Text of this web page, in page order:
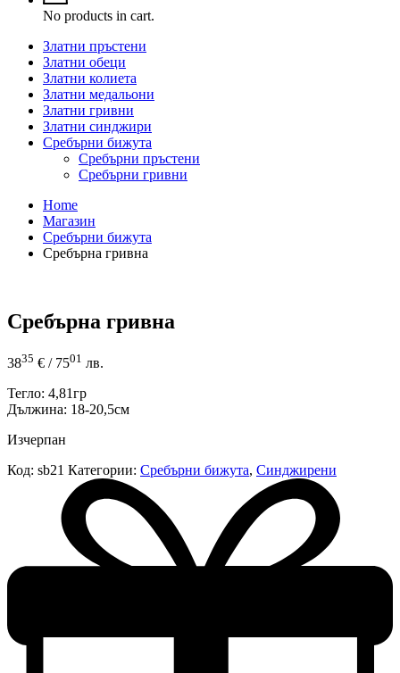
No products in cart.
Златни пръстени
Златни обеци
Златни колиета
Златни медальони
Златни гривни
Златни синджири
Сребърни бижута
Сребърни пръстени
Сребърни гривни
Home
Магазин
Сребърни бижута
Сребърна гривна
Сребърна гривна
3835 € / 7501 лв.
Тегло: 4,81гр
Дължина: 18-20,5см
Изчерпан
Код: sb21 Категории: Сребърни бижута, Синджирени